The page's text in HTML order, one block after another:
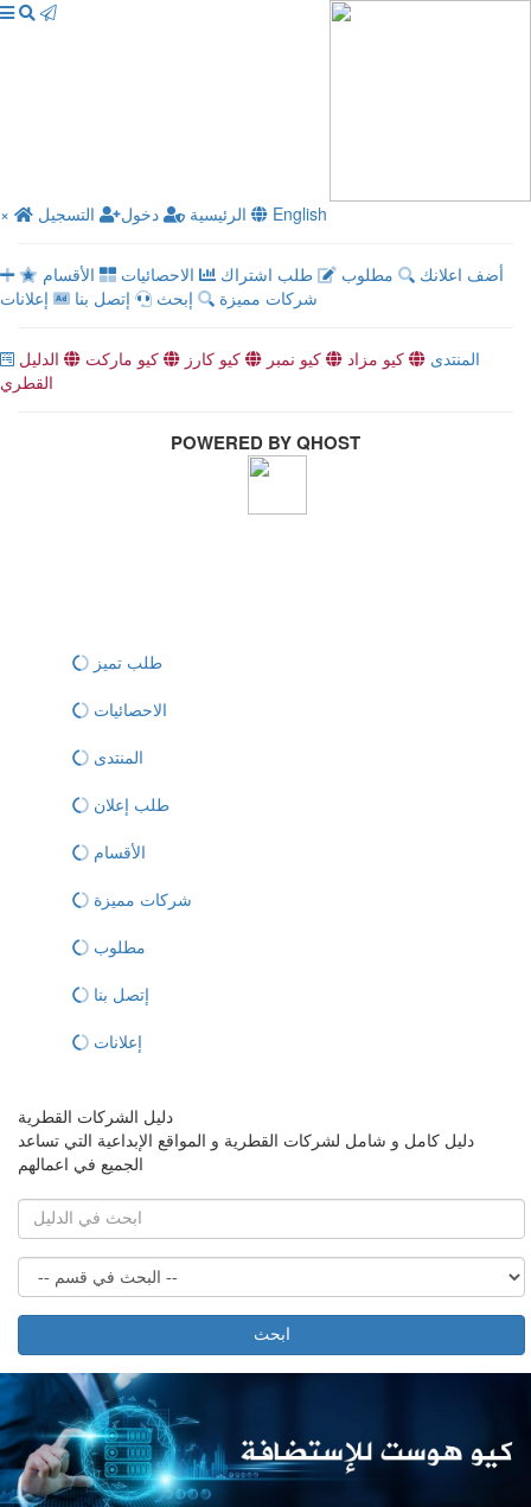
× الرئيسية دخول التسجيل English
أضف اعلانك مطلوب طلب اشتراك الاحصائيات
الأقسام
شركات مميزة
إبحث إتصل بنا إعلانات
المنتدى كيو مزاد كيو نمبر كيو كارز كيو ماركت
الدليل
القطري
POWERED BY QHOST
طلب تميز
الاحصائيات
المنتدى
طلب إعلان
الأقسام
شركات مميزة
مطلوب
إتصل بنا
إعلانات
دليل الشركات القطرية
دليل كامل و شامل لشركات القطرية و المواقع الإبداعية التي تساعد
الجميع في اعمالهم
ابحث